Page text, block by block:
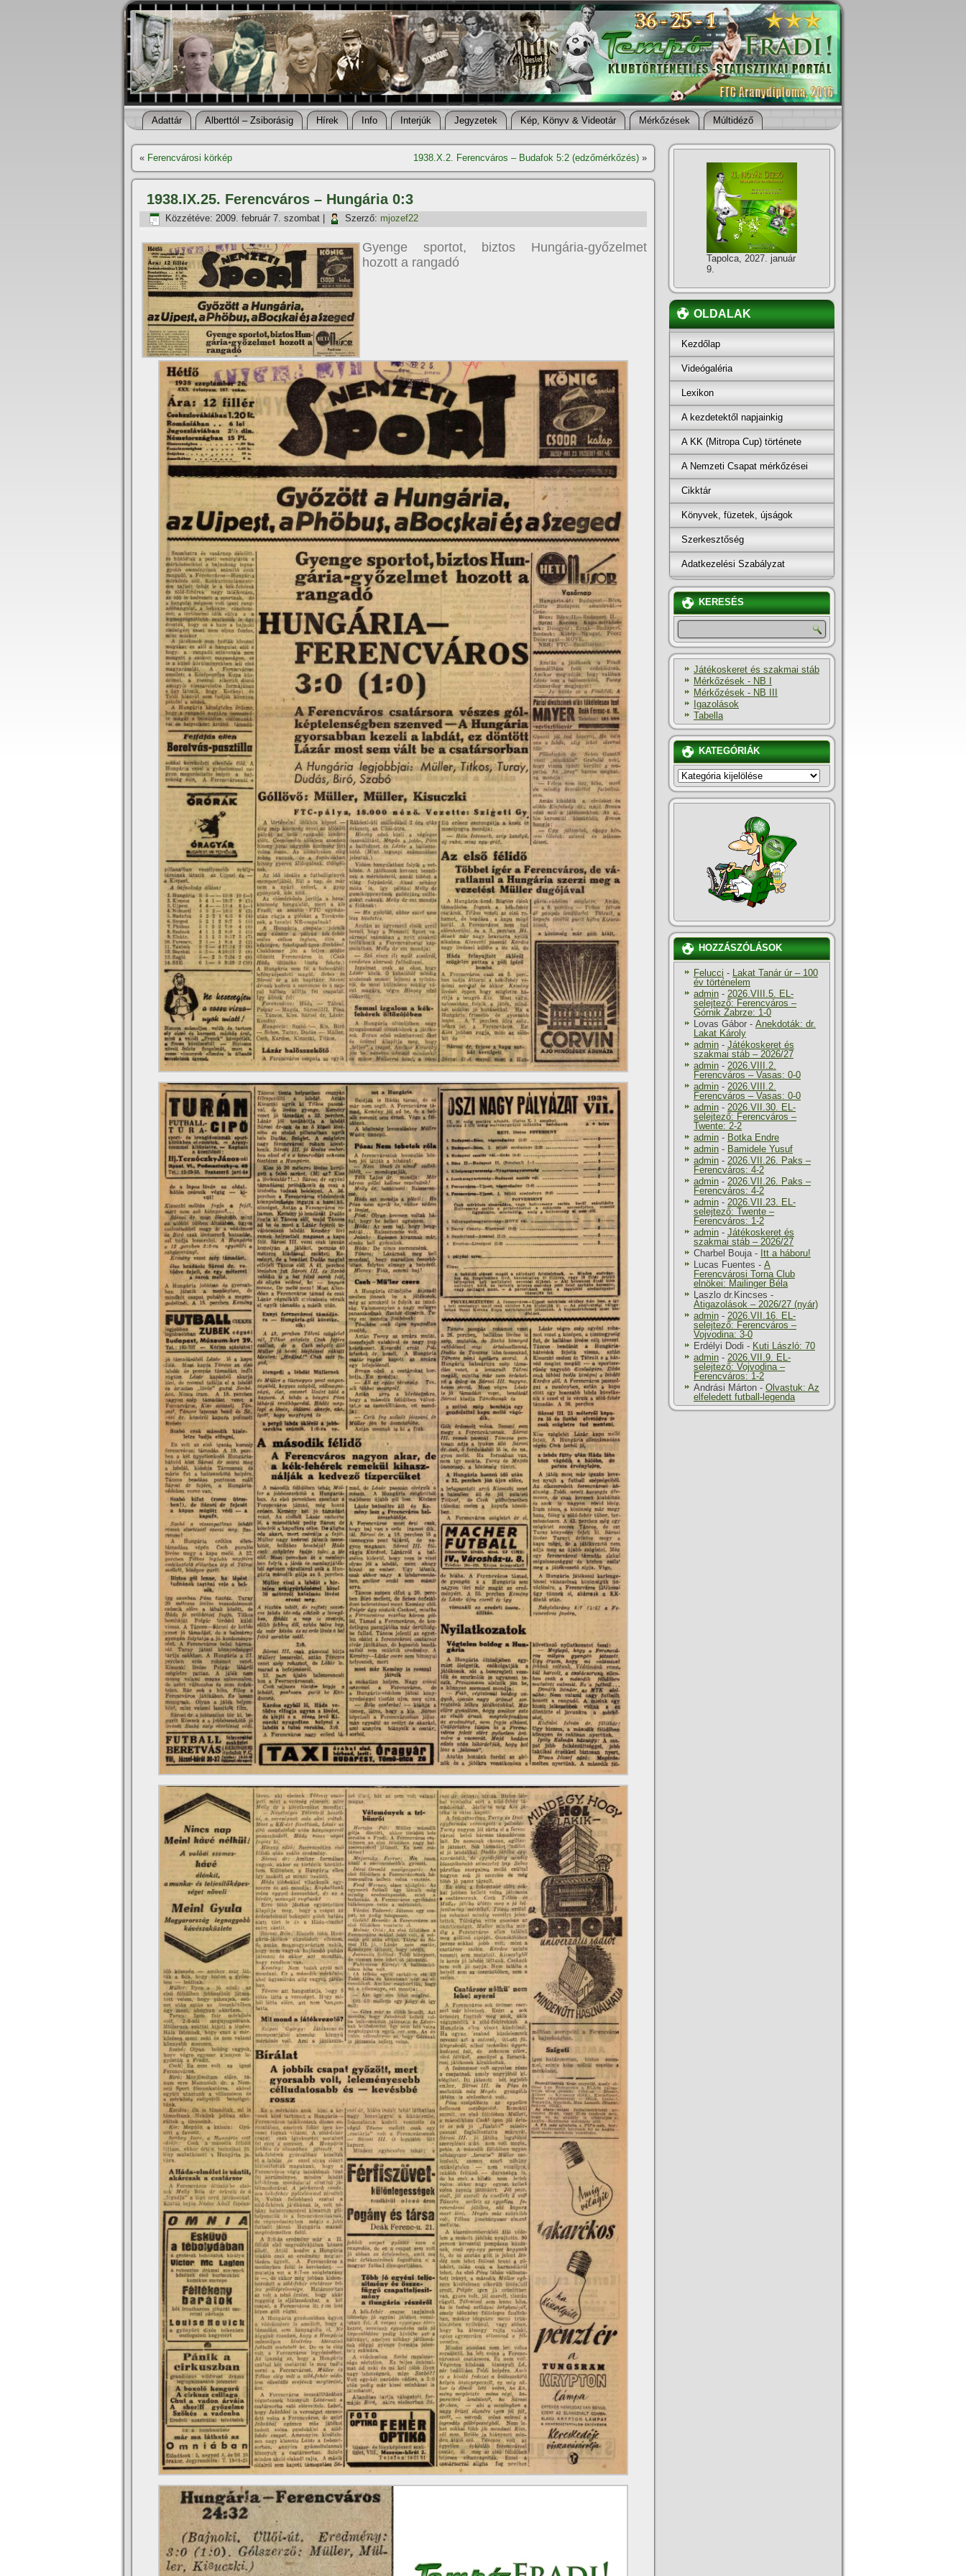
Adattár Alberttól – Zsiborásig Hí­rek Info Interjúk Jegyzetek Kép, Könyv & Videotár Mérkőzések Múltidéző
« Ferencvárosi körkép 1938.X.2. Ferencváros – Budafok 5:2 (edzőmérkőzés) »
1938.IX.25. Ferencváros – Hungária 0:3
Közzétéve: 2009. február 7. szombat Szerző: mjozef22
Gyenge sportot, biztos Hungária-győzelmet
hozott a rangadó
Tapolca, 2027. január
9.
OLDALAK
Kezdőlap
Videógaléria
Lexikon
A kezdetektől napjainkig
A KK (Mitropa Cup) története
A Nemzeti Csapat mérkőzései
Cikktár
Könyvek, füzetek, újságok
Szerkesztőség
Adatkezelési Szabályzat
KERESÉS
Játékoskeret és szakmai stáb
Mérkőzések - NB I
Mérkőzések - NB III
Igazolások
Tabella
KATEGÓRIÁK
KATEGÓRIÁK
HOZZÁSZÓLÁSOK
Felucci - Lakat Tanár úr – 100
év történelem
admin - 2026.VIII.5. EL-
selejtező: Ferencváros –
Górnik Zabrze: 1-0
Lovas Gábor - Anekdoták: dr.
Lakat Károly
admin - Játékoskeret és
szakmai stáb – 2026/27
admin - 2026.VIII.2.
Ferencváros – Vasas: 0-0
admin - 2026.VIII.2.
Ferencváros – Vasas: 0-0
admin - 2026.VII.30. EL-
selejtező: Ferencváros –
Twente: 2-2
admin - Botka Endre
admin - Bamidele Yusuf
admin - 2026.VII.26. Paks –
Ferencváros: 4-2
admin - 2026.VII.26. Paks –
Ferencváros: 4-2
admin - 2026.VII.23. EL-
selejtező: Twente –
Ferencváros: 1-2
admin - Játékoskeret és
szakmai stáb – 2026/27
Charbel Bouja- Itt a háboru!
Lucas Fuentes - A
Ferencvárosi Torna Club
elnökei: Mailinger Béla
Laszlo dr.Kincses -
Átigazolások – 2026/27 (nyár)
admin - 2026.VII.16. EL-
selejtező: Ferencváros –
Vojvodina: 3-0
Erdélyi Dodi - Kuti László: 70
admin - 2026.VII.9. EL-
selejtező: Vojvodina –
Ferencváros: 1-2
Andrási Márton - Olvastuk: Az
elfeledett futball-legenda